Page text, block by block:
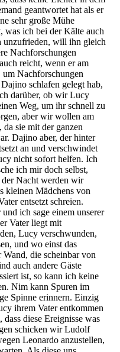
geantwortet hat als er
sehr große Mühe
was ich bei der Kälte auch
unzufrieden, will ihn gleich
Nachforschungen
reicht, wenn er am
Nachforschungen
schlafen gelegt hab,
darüber, ob wir Lucy
Weg, um ihr schnell zu
aber wir wollen am
sie mit der ganzen
Dajino aber, der hinter
an und verschwindet
nicht sofort helfen. Ich
ich mir doch selbst,
Nacht werden wir
kleinen Mädchens von
entsetzt schreien.
ich sage einem unserer
Vater liegt mit
Lucy verschwunden,
und wo einst das
die scheinbar von
auch andere Gäste
ist, so kann ich keine
Nim kann Spuren im
Spinne erinnern. Einzig
ihrem Vater entkommen
diese Ereignisse was
schicken wir Ludolf
Leonardo anzustellen,